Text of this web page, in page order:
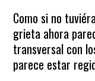
Como si no
grieta ahora
transversal con
parece estar